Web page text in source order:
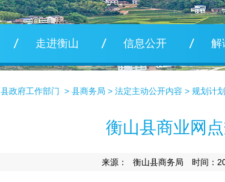
走进衡山 信息公开 解
县政府工作部门 > 县商务局 > 法定主动公开内容 > 规划计划
衡山县商业网
来源： 衡山县商务局 时间：